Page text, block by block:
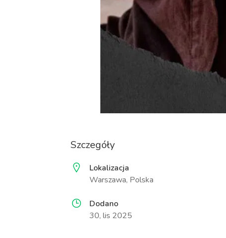
Szczegóły
Lokalizacja
Warszawa, Polska
Dodano
30, lis 2025